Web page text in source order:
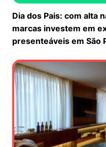
Dia dos Pais: com alta
marcas investem em
presenteáveis em São